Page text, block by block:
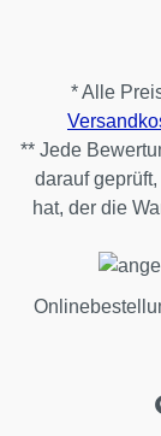
* Alle
** Jede
darauf
hat, der die